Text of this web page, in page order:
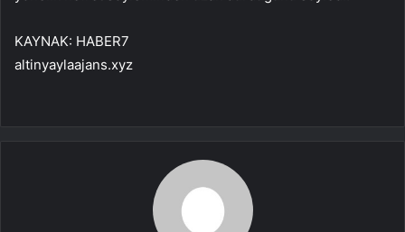
KAYNAK: HABER7
altinyaylaajans.xyz